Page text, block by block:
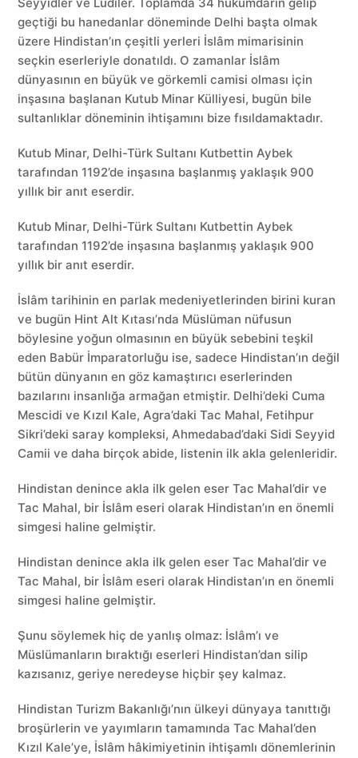
Seyyidler ve Lûdîler. Toplamda 34 hükümdarın gelip
geçtiği bu hanedanlar döneminde Delhi başta olmak
üzere Hindistan’ın çeşitli yerleri İslâm mimarisinin
seçkin eserleriyle donatıldı. O zamanlar İslâm
dünyasının en büyük ve görkemli camisi olması için
inşasına başlanan Kutub Minar Külliyesi, bugün bile
sultanlıklar döneminin ihtişamını bize fısıldamaktadır.
Kutub Minar, Delhi-Türk Sultanı Kutbettin Aybek
tarafından 1192’de inşasına başlanmış yaklaşık 900
yıllık bir anıt eserdir.
Kutub Minar, Delhi-Türk Sultanı Kutbettin Aybek
tarafından 1192’de inşasına başlanmış yaklaşık 900
yıllık bir anıt eserdir.
İslâm tarihinin en parlak medeniyetlerinden birini kuran
ve bugün Hint Alt Kıtası’nda Müslüman nüfusun
böylesine yoğun olmasının en büyük sebebini teşkil
eden Babür İmparatorluğu ise, sadece Hindistan’ın değil
bütün dünyanın en göz kamaştırıcı eserlerinden
bazılarını insanlığa armağan etmiştir. Delhi’deki Cuma
Mescidi ve Kızıl Kale, Agra’daki Tac Mahal, Fetihpur
Sikri’deki saray kompleksi, Ahmedabad’daki Sidi Seyyid
Camii ve daha birçok abide, listenin ilk akla gelenleridir.
Hindistan denince akla ilk gelen eser Tac Mahal’dir ve
Tac Mahal, bir İslâm eseri olarak Hindistan’ın en önemli
simgesi haline gelmiştir.
Hindistan denince akla ilk gelen eser Tac Mahal’dir ve
Tac Mahal, bir İslâm eseri olarak Hindistan’ın en önemli
simgesi haline gelmiştir.
Şunu söylemek hiç de yanlış olmaz: İslâm’ı ve
Müslümanların bıraktığı eserleri Hindistan’dan silip
kazısanız, geriye neredeyse hiçbir şey kalmaz.
Hindistan Turizm Bakanlığı’nın ülkeyi dünyaya tanıttığı
broşürlerin ve yayımların tamamında Tac Mahal’den
Kızıl Kale’ye, İslâm hâkimiyetinin ihtişamlı dönemlerinin